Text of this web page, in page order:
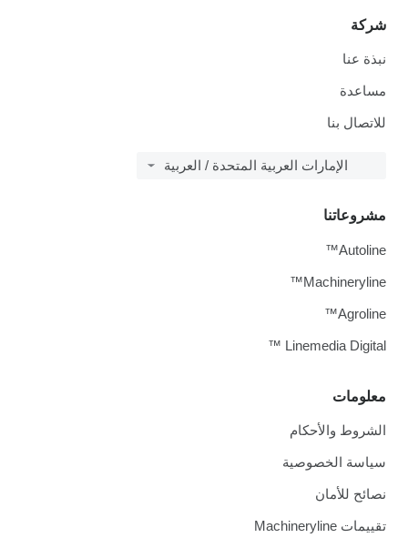
شركة
نبذة عنا
مساعدة
للاتصال بنا
الإمارات العربية المتحدة / العربية
معلومات
الشروط والأحكام
سياسة الخصوصية
نصائح للأمان
تقييمات Machineryline
مشروعاتنا
Autoline™
Machineryline™
Agroline™
Linemedia Digital ™